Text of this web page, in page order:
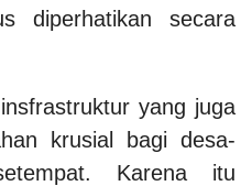
diperhatikan secara
yang juga
krusial bagi desa-
Karena itu